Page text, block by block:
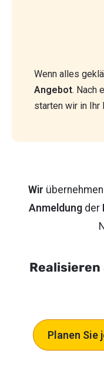
Wenn alles
Angebot. Nach
starten wir in Ihr
Wir
Anmeldung der
Realisieren
Planen Sie